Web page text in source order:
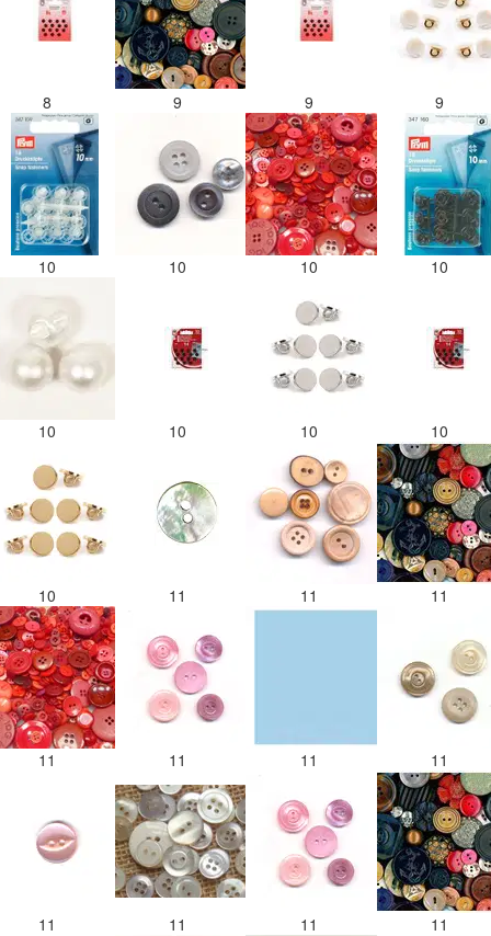
8 9 9 9
10 10 10 10
10 10 10 10
10 11 11 11
11 11 11 11
11 11 11 11